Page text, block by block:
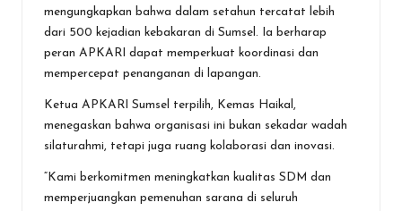
mengungkapkan bahwa dalam setahun tercatat lebih
dari 500 kejadian kebakaran di Sumsel. Ia berharap
peran APKARI dapat memperkuat koordinasi dan
mempercepat penanganan di lapangan.
Ketua APKARI Sumsel terpilih, Kemas Haikal,
menegaskan bahwa organisasi ini bukan sekadar wadah
silaturahmi, tetapi juga ruang kolaborasi dan inovasi.
“Kami berkomitmen meningkatkan kualitas SDM dan
memperjuangkan pemenuhan sarana di seluruh